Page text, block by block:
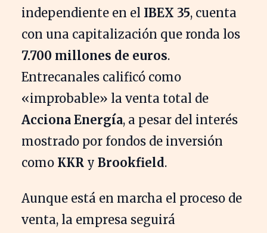
independiente en el IBEX 35, cuenta
con una capitalización que ronda los
7.700 millones de euros.
Entrecanales calificó como
«improbable» la venta total de
Acciona Energía, a pesar del interés
mostrado por fondos de inversión
como KKR y Brookfield.
Aunque está en marcha el proceso de
venta, la empresa seguirá